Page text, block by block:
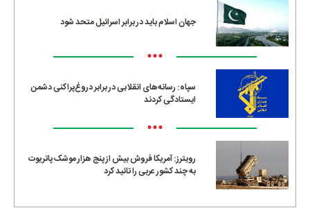
جهان اسلام باید در برابر اسرائیل متحد شود
•••
سپاه: رسانه‌های انقلابی در برابر دروغ‌پراکنی دشمن
ایستادگی کردند
•••
رویترز: آمریکا فروش بیش از پنج هزار موشک پاتریوت
به چند کشور عربی را تائید کرد